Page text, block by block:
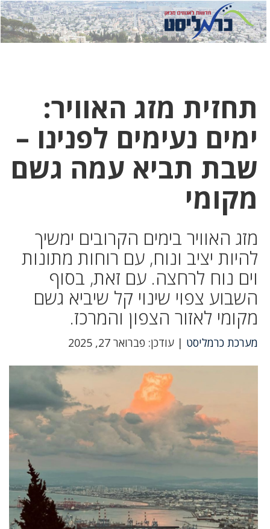
לחץ
כאן
לחץ
כדי
תחזית מזג האוויר:
ימים נעימים לפנינו –
שבת תביא עמה גשם
מקומי
מזג האוויר בימים הקרובים ימשיך
להיות יציב ונוח, עם רוחות מתונות
וים נוח לרחצה. עם זאת, בסוף
השבוע צפוי שינוי קל שיביא גשם
מקומי לאזור הצפון והמרכז.
מערכת כרמליסט | עודכן: פברואר 27, 2025